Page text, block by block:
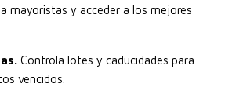
mayoristas y acceder a los mejores
Controla lotes y caducidades para
vencidos.